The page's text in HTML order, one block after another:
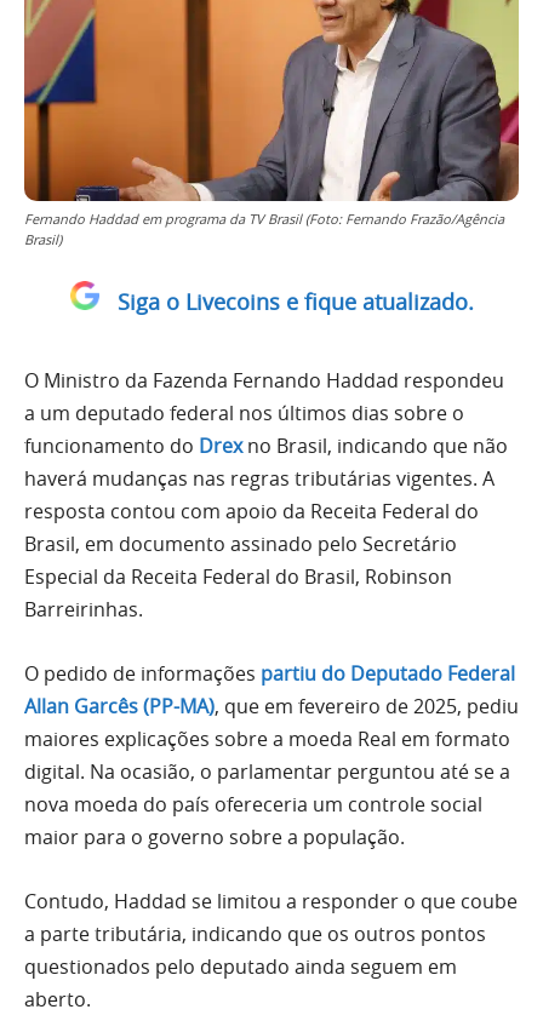
Fernando Haddad em programa da TV Brasil (Foto: Fernando Frazão/Agência
Brasil)
Siga o Livecoins e fique atualizado.
O Ministro da Fazenda Fernando Haddad respondeu
a um deputado federal nos últimos dias sobre o
funcionamento do Drexno Brasil, indicando que não
haverá mudanças nas regras tributárias vigentes. A
resposta contou com apoio da Receita Federal do
Brasil, em documento assinado pelo Secretário
Especial da Receita Federal do Brasil, Robinson
Barreirinhas.
O pedido de informações partiu do Deputado Federal
Allan Garcês (PP-MA), que em fevereiro de 2025, pediu
maiores explicações sobre a moeda Real em formato
digital. Na ocasião, o parlamentar perguntou até se a
nova moeda do país ofereceria um controle social
maior para o governo sobre a população.
Contudo, Haddad se limitou a responder o que coube
a parte tributária, indicando que os outros pontos
questionados pelo deputado ainda seguem em
aberto.